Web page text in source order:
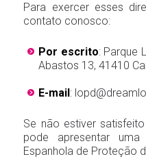
Para exercer esses
contato conosco:
Por escrito: Parque
Abastos 13, 41410
E-mail:
Se não estiver
pode apresentar
Espanhola de Proteção